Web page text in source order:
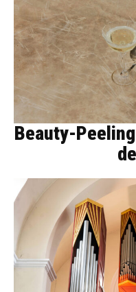
Beauty-